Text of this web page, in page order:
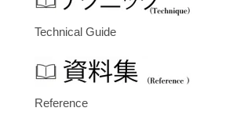
Technical Guide
Reference